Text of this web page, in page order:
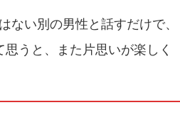
ない別の男性と話すだけで、
うと、また片思いが楽しく